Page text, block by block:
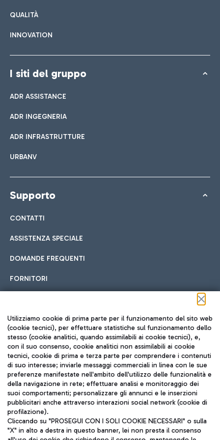
QUALITÀ
INNOVATION
I siti del gruppo
ADR ASSISTANCE
ADR INGEGNERIA
ADR INFRASTRUTTURE
URBANV
Supporto
CONTATTI
ASSISTENZA SPECIALE
DOMANDE FREQUENTI
FORNITORI
Seguici sui social
TRAVEL JOURNAL
ITA
Utilizziamo cookie di prima parte per il funzionamento del sito web
(cookie tecnici), per effettuare statistiche sul funzionamento dello
stesso (cookie analitici, quando assimilabili ai cookie tecnici), e,
con il suo consenso, cookie analitici non assimilabili ai cookie
tecnici, cookie di prima e terza parte per comprendere i contenuti
di suo interesse; inviarle messaggi commerciali in linea con le sue
preferenze manifestate nell'ambito dell'utilizzo delle funzionalità e
della navigazione in rete; effettuare analisi e monitoraggio dei
suoi comportamenti; personalizzare gli annunci e le inserzioni
pubblicitari anche attraverso interazioni social network (cookie di
profilazione).
Cliccando su "PROSEGUI CON I SOLI COOKIE NECESSARI" o sulla
"X" in alto a destra in questo banner, lei non presta il consenso